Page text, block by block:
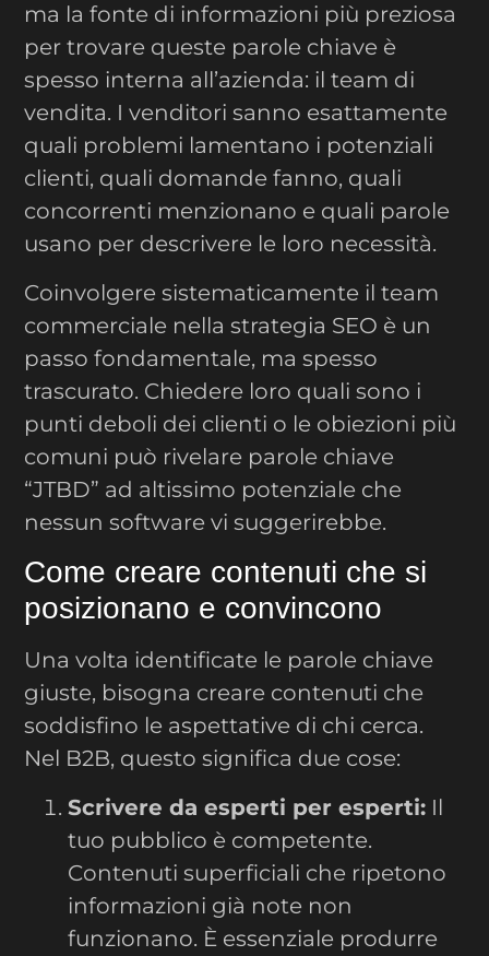
ma la fonte di informazioni più preziosa
per trovare queste parole chiave è
spesso interna all’azienda: il team di
vendita. I venditori sanno esattamente
quali problemi lamentano i potenziali
clienti, quali domande fanno, quali
concorrenti menzionano e quali parole
usano per descrivere le loro necessità.
Coinvolgere sistematicamente il team
commerciale nella strategia SEO è un
passo fondamentale, ma spesso
trascurato. Chiedere loro quali sono i
punti deboli dei clienti o le obiezioni più
comuni può rivelare parole chiave
“JTBD” ad altissimo potenziale che
nessun software vi suggerirebbe.
Come creare contenuti che si
posizionano e convincono
Una volta identificate le parole chiave
giuste, bisogna creare contenuti che
soddisfino le aspettative di chi cerca.
Nel B2B, questo significa due cose:
Scrivere da esperti per esperti: Il
tuo pubblico è competente.
Contenuti superficiali che ripetono
informazioni già note non
funzionano. È essenziale produrre